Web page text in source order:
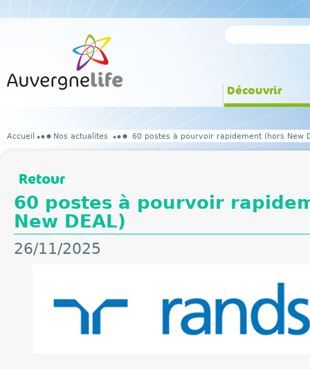
Découvrir
Accueil Nos actualites 60 postes à pourvoir rapidement (hors New
Retour
60 postes à pourvoir
New DEAL)
26/11/2025